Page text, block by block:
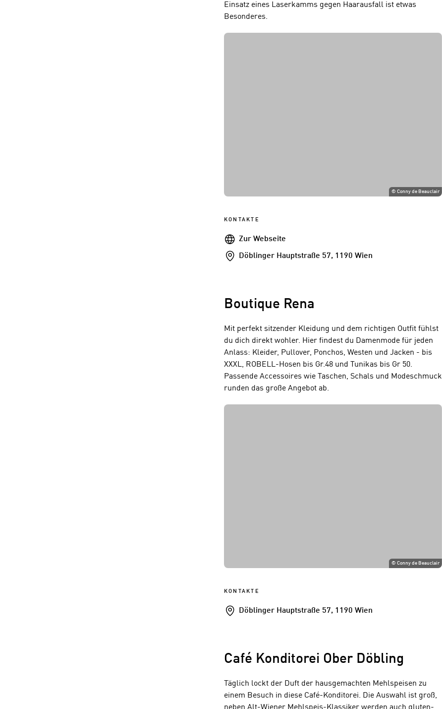
Einsatz eines Laserkamms gegen Haarausfall ist etwas
Besonderes.
©Conny de Beauclair
KONTAKTE
WebseiteZur Webseite
AddresseDöblinger Hauptstraße 57, 1190 Wien
Boutique Rena
Mit perfekt sitzender Kleidung und dem richtigen Outfit fühlst
du dich direkt wohler. Hier findest du Damenmode für jeden
Anlass: Kleider, Pullover, Ponchos, Westen und Jacken - bis
XXXL, ROBELL-Hosen bis Gr.48 und Tunikas bis Gr 50.
Passende Accessoires wie Taschen, Schals und Modeschmuck
runden das große Angebot ab.
©Conny de Beauclair
KONTAKTE
AddresseDöblinger Hauptstraße 57, 1190 Wien
Café Konditorei Ober Döbling
Täglich lockt der Duft der hausgemachten Mehlspeisen zu
einem Besuch in diese Café-Konditorei. Die Auswahl ist groß,